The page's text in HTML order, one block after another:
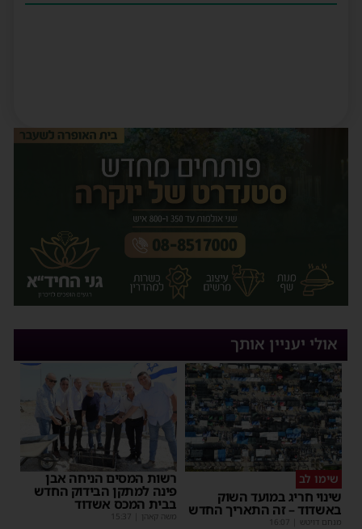
אולי יעניין אותך
שימו לב
שינוי חריג במועד השוק
באשדוד – זה התאריך החדש
מנחם דויטש 16:07
רשות המסים הניחה אבן
פינה למתקן הבידוק החדש
בבית המכס אשדוד
משה קאהן 15:37